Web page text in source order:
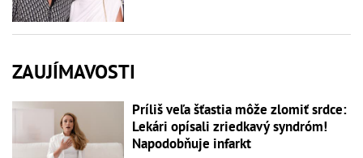
ZAUJÍMAVOSTI
Príliš veľa šťastia môže zlomiť srdce:
Lekári opísali zriedkavý syndróm!
Napodobňuje infarkt